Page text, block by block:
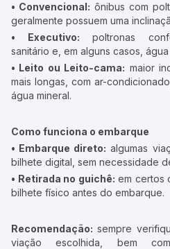
• Convencional: ônibus com
geralmente possuem uma
• Executivo: poltronas
sanitário e, em alguns casos, água
• Leito ou Leito-cama: maior
mais longas, com ar-
água mineral.
Como funciona o embarque
• Embarque direto: algumas
bilhete digital, sem necessidade
• Retirada no guichê: em certos
bilhete físico antes do embarque.
Recomendação: sempre
viação escolhida, bem